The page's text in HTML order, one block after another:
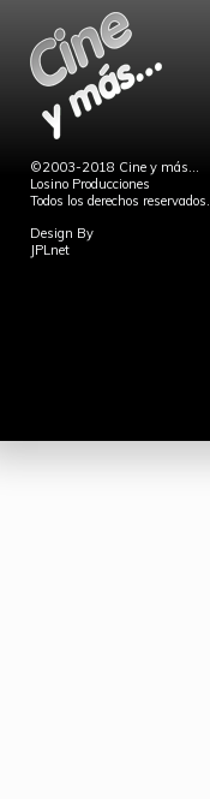
©2003-2018 Cine y más...
Losino Producciones
Todos los derechos reservados.
Design By
JPLnet